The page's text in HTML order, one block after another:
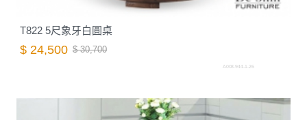
T822 5尺象牙白圓桌
$ 24,500 $ 30,700
A003.944-1.26